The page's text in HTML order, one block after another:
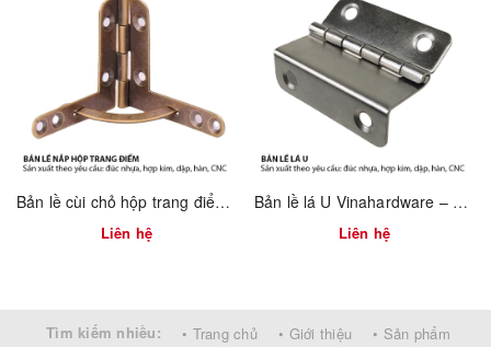
Phù hợp mọi không gian: tủ bếp, tủ quần áo, ngăn kéo bàn làm
việc, cabin văn phòng.
Hòa quyện hoàn hảo với nội thất gỗ tự nhiên, MDF sơn phủ hoặc
bề mặt sơn sáng.
💡 Lợi ích nổi bật
Chi phí hợp lý : Inox 201 giảm giá thành nhưng vẫn đảm bảo độ
bền và thẩm mỹ.
Bền bỉ với thời gian : Chống ăn mòn, oxy hóa—đặc biệt phù hợp
Bản lề cùi chỏ hộp trang điểm Vinahardware 7100.4.01118
Liên hệ
Bản lề lá U Vinahardware – 1260.3.11009
Liên hệ
Tìm kiếm nhiều: • Trang chủ • Giới thiệu • Sản phẩm